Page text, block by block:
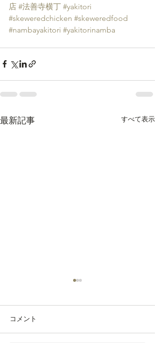
店 #法善寺横丁 #yakitori
#skeweredchicken #skeweredfood
#nambayakitori #yakitorinamba
最新記事 すべて表示
コメント